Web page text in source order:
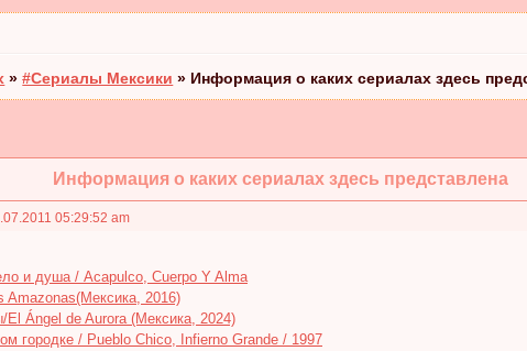
»#Сериалы Мексики » Информация о каких сериалах здесь
Информация о каких сериалах здесь представлена
05:29:52 am
и душа / Acapulco, Cuerpo Y Alma
Amazonas(Мексика, 2016)
El Ángel de Aurora (Мексика, 2024)
городке / Pueblo Chico, Infierno Grande / 1997